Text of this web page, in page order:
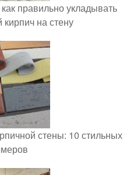
правильно укладывать
на стену
стены: 10 стильных